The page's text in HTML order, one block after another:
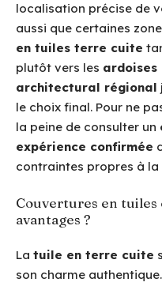
localisation précise de
aussi que certaines
en tuiles terre cuite
plutôt vers les
architectural régional
le choix final. Pour ne
la peine de consulter un
expérience confirmée
contraintes propres à la
Couvertures en tuiles
avantages ?
La tuile en terre cuite
son charme